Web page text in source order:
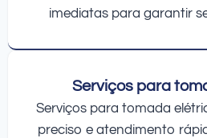
imediatas para garantir
Serviços para
Serviços para tomada
preciso e atendimento